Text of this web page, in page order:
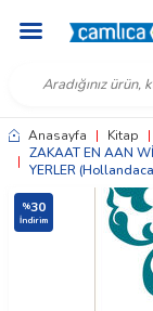
Anasayfa | Kitap |
| ZAKAAT EN AAN
YERLER
%30
İndirim